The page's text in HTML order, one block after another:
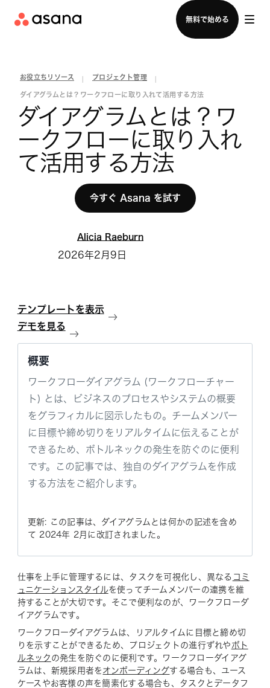
無料で始める
セールスチームに問い合わせる
お役立ちリソース プロジェクト管理
ダイアグラムとは？ワークフローに取り入れて活用する方法
ダイアグラムとは？ワ
ークフローに取り入れ
て活用する方法
今すぐ Asana を試す
Alicia Raeburn
2026年2月9日
テンプレートを表示
デモを見る
概要
ワークフローダイアグラム (ワークフローチャー
ト) とは、ビジネスのプロセスやシステムの概要
をグラフィカルに図示したもの。チームメンバー
に目標や締め切りをリアルタイムに伝えることが
できるため、ボトルネックの発生を防ぐのに便利
です。この記事では、独自のダイアグラムを作成
する方法をご紹介します。
更新: この記事は、ダイアグラムとは何かの記述を含め
て 2024年 2月に改訂されました。
仕事を上手に管理するには、タスクを可視化し、異なる コミ
ュニケーションスタイルを使ってチームメンバーの連携を維
持することが大切です。そこで便利なのが、ワークフローダ
イアグラムです。
ワークフローダイアグラムは、リアルタイムに目標と締め切
りを示すことができるため、プロジェクトの進行ずれや ボト
ルネック の発生を防ぐのに便利です。ワークフローダイアグ
ラムは、新規採用者を オンボーディングする場合も、ユース
ケースやお客様の声を簡素化する場合も、タスクとデータフ